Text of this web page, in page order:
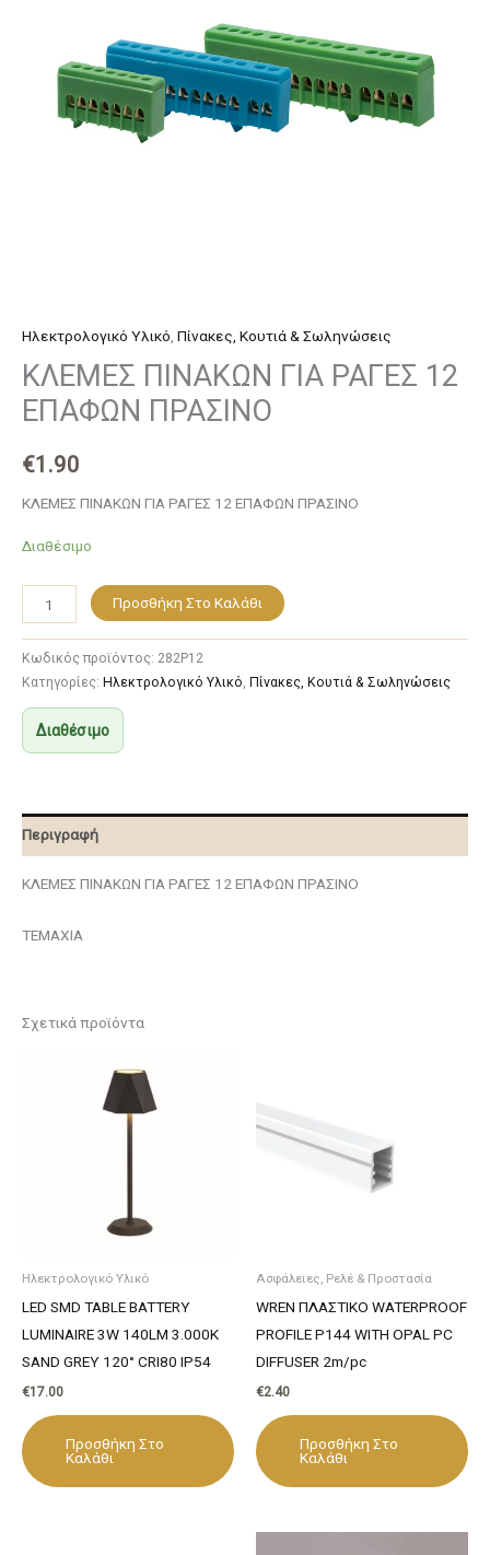
Ηλεκτρολογικό Υλικό, Πίνακες, Κουτιά & Σωληνώσεις
ΚΛΕΜΕΣ ΠΙΝΑΚΩΝ ΓΙΑ ΡΑΓΕΣ 12
ΕΠΑΦΩΝ ΠΡΑΣΙΝΟ
€1.90
ΚΛΕΜΕΣ ΠΙΝΑΚΩΝ ΓΙΑ ΡΑΓΕΣ 12 ΕΠΑΦΩΝ ΠΡΑΣΙΝΟ
Διαθέσιμο
Προσθήκη Στο Καλάθι
Κωδικός προϊόντος: 282P12
Κατηγορίες: Ηλεκτρολογικό Υλικό, Πίνακες, Κουτιά & Σωληνώσεις
Διαθέσιμο
Περιγραφή
ΚΛΕΜΕΣ ΠΙΝΑΚΩΝ ΓΙΑ ΡΑΓΕΣ 12 ΕΠΑΦΩΝ ΠΡΑΣΙΝΟ
ΤΕΜΑΧΙΑ
Σχετικά προϊόντα
Ηλεκτρολογικό Υλικό
LED SMD TABLE BATTERY
LUMINAIRE 3W 140LM 3.000K
SAND GREY 120° CRI80 IP54
€17.00
Προσθήκη Στο
Καλάθι
Ασφάλειες, Ρελέ & Προστασία
WREN ΠΛΑΣΤΙΚΟ WATERPROOF
PROFILE P144 WITH OPAL PC
DIFFUSER 2m/pc
€2.40
Προσθήκη Στο
Καλάθι